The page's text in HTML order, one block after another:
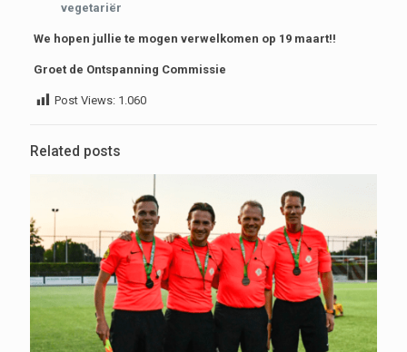
vegetariër
We hopen jullie te mogen verwelkomen op 19 maart!!
Groet de Ontspanning Commissie
Post Views: 1.060
Related posts